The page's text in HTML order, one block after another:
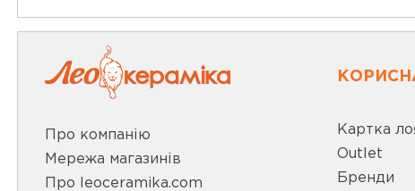
Про компанію
Мережа магазинів
Про leoceramika.com
Картка
Outlet
Бренди